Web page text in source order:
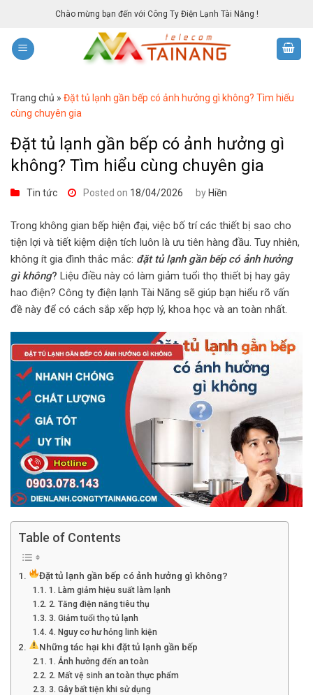
content
Chào mừng bạn đến với Công Ty Điện Lạnh Tài Năng !
Trang chủ » Đặt tủ lạnh gần bếp có ảnh hưởng gì không? Tìm hiểu
cùng chuyên gia
Đặt tủ lạnh gần bếp có ảnh hưởng gì
không? Tìm hiểu cùng chuyên gia
Tin tức Posted on 18/04/2026 by Hiền
Trong không gian bếp hiện đại, việc bố trí các thiết bị sao cho
tiện lợi và tiết kiệm diện tích luôn là ưu tiên hàng đầu. Tuy nhiên,
không ít gia đình thắc mắc: đặt tủ lạnh gần bếp có ảnh hưởng
gì không? Liệu điều này có làm giảm tuổi thọ thiết bị hay gây
hao điện? Công ty điện lạnh Tài Năng sẽ giúp bạn hiểu rõ vấn
đề này để có cách sắp xếp hợp lý, khoa học và an toàn nhất.
Table of Contents
Đặt tủ lạnh gần bếp có ảnh hưởng gì không?
1. Làm giảm hiệu suất làm lạnh
2. Tăng điện năng tiêu thụ
3. Giảm tuổi thọ tủ lạnh
4. Nguy cơ hư hỏng linh kiện
Những tác hại khi đặt tủ lạnh gần bếp
1. Ảnh hưởng đến an toàn
2. Mất vệ sinh an toàn thực phẩm
3. Gây bất tiện khi sử dụng